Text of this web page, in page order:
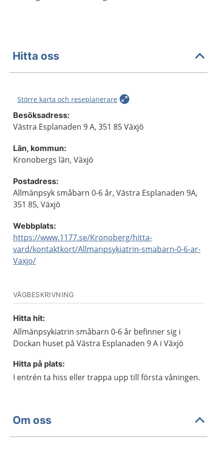
Hitta oss
Större karta och reseplanerare
Besöksadress:
Västra Esplanaden 9 A, 351 85 Växjö
Län, kommun:
Kronobergs län, Växjö
Postadress:
Allmänpsyk småbarn 0-6 år, Västra Esplanaden 9A,
351 85, Växjö
Webbplats:
https://www.1177.se/Kronoberg/hitta-
vard/kontaktkort/Allmanpsykiatrin-smabarn-0-6-ar-
Vaxjo/
VÄGBESKRIVNING
Hitta hit:
Allmänpsykiatrin småbarn 0-6 år befinner sig i
Dockan huset på Västra Esplanaden 9 A i Växjö
Hitta på plats:
I entrén ta hiss eller trappa upp till första våningen.
Om oss